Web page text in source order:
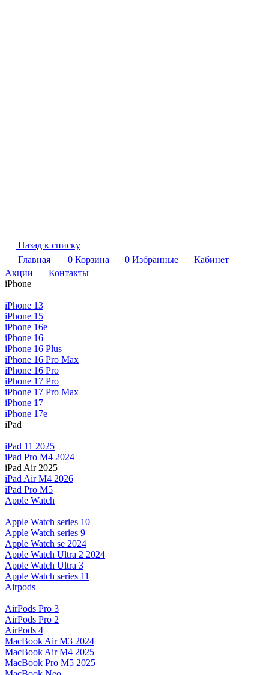
Назад к списку
Главная
0 Корзина 0 Избранные
Кабинет
Акции
Контакты
iPhone
iPhone 13
iPhone 15
iPhone 16e
iPhone 16
iPhone 16 Plus
iPhone 16 Pro Max
iPhone 16 Pro
iPhone 17 Pro
iPhone 17 Pro Max
iPhone 17
iPhone 17e
iPad
iPad 11 2025
iPad Pro M4 2024
iPad Air 2025
iPad Air M4 2026
iPad Pro M5
Apple Watch
Apple Watch series 10
Apple Watch series 9
Apple Watch se 2024
Apple Watch Ultra 2 2024
Apple Watch Ultra 3
Apple Watch series 11
Airpods
AirPods Pro 3
AirPods Pro 2
AirPods 4
MacBook Air M3 2024
MacBook Air M4 2025
MacBook Pro M5 2025